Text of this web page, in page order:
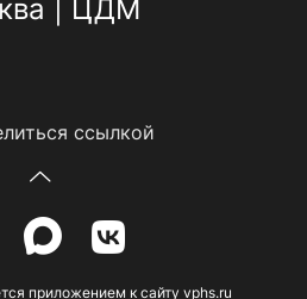
| ЦДМ
ссылкой
приложением к сайту vphs.ru